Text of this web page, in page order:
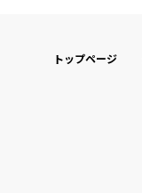
トップページ